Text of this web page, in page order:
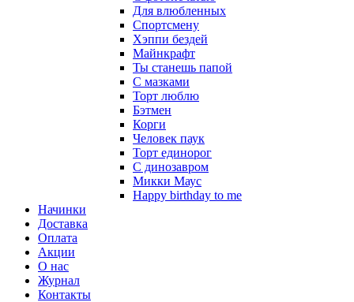
Для влюбленных
Спортсмену
Хэппи бездей
Майнкрафт
Ты станешь папой
С мазками
Торт люблю
Бэтмен
Корги
Человек паук
Торт единорог
С динозавром
Микки Маус
Happy birthday to me
Начинки
Доставка
Оплата
Акции
О нас
Журнал
Контакты